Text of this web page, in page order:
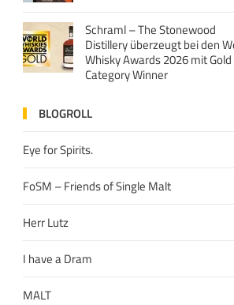
Schraml – The Stonewood
Distillery überzeugt bei den
Whisky Awards 2026 mit
Category Winner
BLOGROLL
Eye for Spirits.
FoSM – Friends of Single Malt
Herr Lutz
I have a Dram
MALT